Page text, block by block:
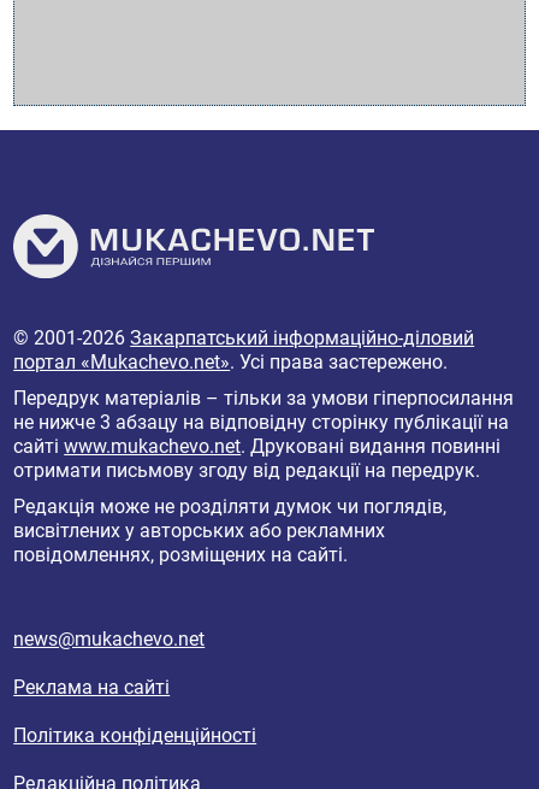
© 2001-2026Закарпатський інформаційно-діловий
портал «Mukachevo.net». Усі права застережено.
Передрук матеріалів – тільки за умови гіперпосилання
не нижче 3 абзацу на відповідну сторінку публікації на
сайтіwww.mukachevo.net. Друковані видання повинні
отримати письмову згоду від редакції на передрук.
Редакція може не розділяти думок чи поглядів,
висвітлених у авторських або рекламних
повідомленнях, розміщених на сайті.
news@mukachevo.net
Реклама на сайті
Політика конфіденційності
Редакційна політика